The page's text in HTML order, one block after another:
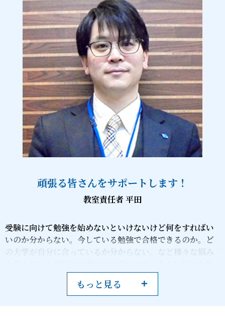
頑張る皆さんをサポートします！
教室責任者 平田
受験に向けて勉強を始めないといけないけど何をすればい
いのか分からない。今している勉強で合格できるのか。ど
の大学が自分に合っているか分からない。など様々な悩み
決し、進みたい進路に導くことが私たちの仕事です。どん
な悩みでも構いません、私たちに相談してみてくださいま
もっと見る